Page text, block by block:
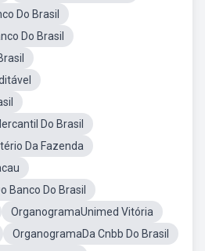
Do Brasil
Do Brasil
Do Brasil
Da Fazenda
Banco Do Brasil
OrganogramaUnimed Vitória
OrganogramaDa Cnbb Do Brasil